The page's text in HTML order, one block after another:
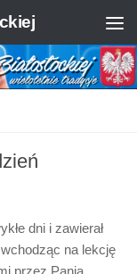
dni i zawierał
na lekcję
przez Panią